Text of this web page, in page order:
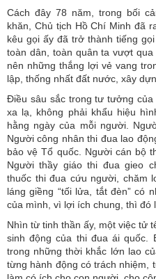
Cách đây 78 năm, trong bối
khăn, Chủ tịch Hồ Chí Minh đã
kêu gọi ấy đã trở thành tiếng
toàn dân, toàn quân ta vượt
nên những thắng lợi vẻ vang
lập, thống nhất đất nước, xây
Điều sâu sắc trong tư tưởng
xa lạ, không phải khẩu hiệu
hằng ngày của mỗi người.
Người công nhân thi đua lao
bảo vệ Tổ quốc. Người cán bộ
Người thầy giáo thi đua gieo
thuốc thi đua cứu người, chăm
láng giềng “tối lửa, tắt đèn” có
của mình, vì lợi ích chung, thì đó
Nhìn từ tinh thần ấy, một việc tử
sinh động của thi đua ái quốc.
trong những thời khắc lớn lao
từng hành động có trách nhiệm,